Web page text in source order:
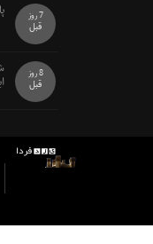
7 روز
قبل
8 روز
قبل